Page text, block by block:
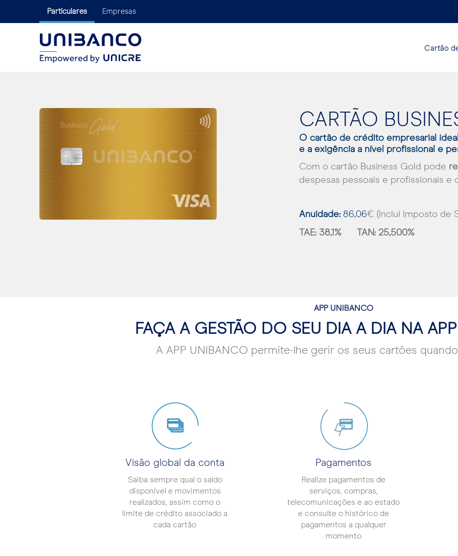
Particulares Empresas
Cartão
CARTÃO
O cartão de crédito empresarial
e a exigência a nível profissional e
Com o cartão Business Gold pode
despesas pessoais e profissionais
Anuidade:86,06€ (Inclui Imposto de
TAE: 38,1% TAN: 25,500%
APP UNIBANCO
FAÇA A GESTÃO DO SEU DIA A DIA NA
A APP UNIBANCO permite-lhe gerir os seus cartões
Visão global da conta
Saiba sempre qual o saldo
disponível e movimentos
realizados, assim como o
limite de crédito associado a
cada cartão
Pagamentos
Realize pagamentos de
serviços, compras,
telecomunicações e ao estado
e consulte o histórico de
pagamentos a qualquer
momento